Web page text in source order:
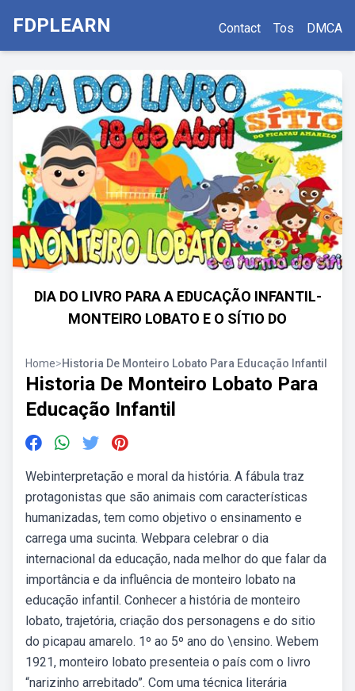
FDPLEARN Contact Tos DMCA
DIA DO LIVRO PARA A EDUCAÇÃO INFANTIL-
MONTEIRO LOBATO E O SÍTIO DO
Home>Historia De Monteiro Lobato Para Educação Infantil
Historia De Monteiro Lobato Para
Educação Infantil
Webinterpretação e moral da história. A fábula traz
protagonistas que são animais com características
humanizadas, tem como objetivo o ensinamento e
carrega uma sucinta. Webpara celebrar o dia
internacional da educação, nada melhor do que falar da
importância e da influência de monteiro lobato na
educação infantil. Conhecer a história de monteiro
lobato, trajetória, criação dos personagens e do sitio
do picapau amarelo. 1º ao 5º ano do \ensino. Webem
1921, monteiro lobato presenteia o país com o livro
“narizinho arrebitado”. Com uma técnica literária